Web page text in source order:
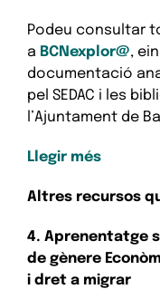
Podeu consultar
a BCNexplor@,
documentació
pel SEDAC i les
l’Ajuntament de
Llegir més
Altres recursos
4. Aprenentatge
de gènere
i dret a migrar